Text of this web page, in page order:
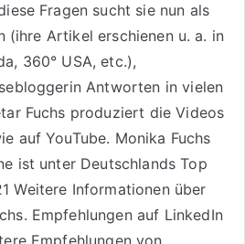
Fragen sucht sie nun als
(ihre Artikel erschienen u. a. in
360° USA, etc.),
Antworten in vielen
Fuchs produziert die Videos
aufYouTube. Monika Fuchs
ist unter Deutschlands Top
Weitere Informationen über
. Empfehlungen auf LinkedIn